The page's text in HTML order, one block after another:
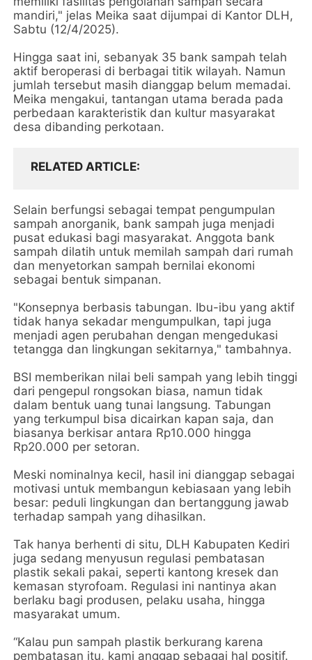
mandiri," jelas Meika saat dijumpai di Kantor DLH,
Sabtu (12/4/2025).
Hingga saat ini, sebanyak 35 bank sampah telah
aktif beroperasi di berbagai titik wilayah. Namun
jumlah tersebut masih dianggap belum memadai.
Meika mengakui, tantangan utama berada pada
perbedaan karakteristik dan kultur masyarakat
desa dibanding perkotaan.
RELATED ARTICLE
Selain berfungsi sebagai tempat pengumpulan
sampah anorganik, bank sampah juga menjadi
pusat edukasi bagi masyarakat. Anggota bank
sampah dilatih untuk memilah sampah dari rumah
dan menyetorkan sampah bernilai ekonomi
sebagai bentuk simpanan.
"Konsepnya berbasis tabungan. Ibu-ibu yang aktif
tidak hanya sekadar mengumpulkan, tapi juga
menjadi agen perubahan dengan mengedukasi
tetangga dan lingkungan sekitarnya," tambahnya.
BSI memberikan nilai beli sampah yang lebih tinggi
dari pengepul rongsokan biasa, namun tidak
dalam bentuk uang tunai langsung. Tabungan
yang terkumpul bisa dicairkan kapan saja, dan
biasanya berkisar antara Rp10.000 hingga
Rp20.000 per setoran.
Meski nominalnya kecil, hasil ini dianggap sebagai
motivasi untuk membangun kebiasaan yang lebih
besar: peduli lingkungan dan bertanggung jawab
terhadap sampah yang dihasilkan.
Tak hanya berhenti di situ, DLH Kabupaten Kediri
juga sedang menyusun regulasi pembatasan
plastik sekali pakai, seperti kantong kresek dan
kemasan styrofoam. Regulasi ini nantinya akan
berlaku bagi produsen, pelaku usaha, hingga
masyarakat umum.
“Kalau pun sampah plastik berkurang karena
pembatasan itu, kami anggap sebagai hal positif.